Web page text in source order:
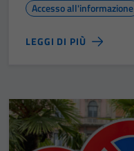
Accesso all'informazione
LEGGI DI PIÙ